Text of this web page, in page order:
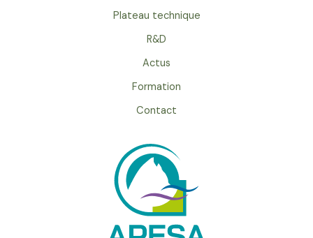
Plateau technique
R&D
Actus
Formation
Contact